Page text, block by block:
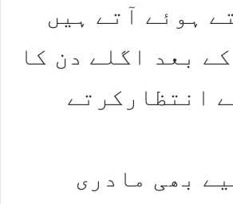
ہوئے آتے ہیں
بعد اگلے دن کا
انتظارکرتے
بھی مادری